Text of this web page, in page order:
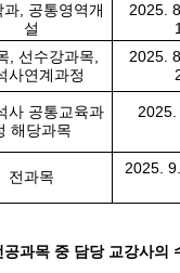
과, 공통영역개
설
2025.
, 선수강과목,
사연계과정
2025.
사 공통교육과
해당과목
전과목
2025.
과목 중 담당 교강사의